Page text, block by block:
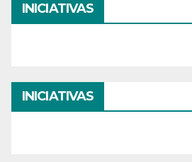
INICIATIVAS
INICIATIVAS